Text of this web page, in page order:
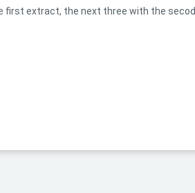
first extract, the next three with the secod